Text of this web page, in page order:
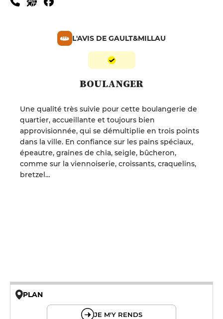
L'AVIS DE GAULT&MILLAU
BOULANGER
Une qualité très suivie pour cette boulangerie de
quartier, accueillante et toujours bien
approvisionnée, qui se démultiplie en trois points
dans la ville. En confiance sur les pains spéciaux,
épeautre, graines de chia, seigle, bûcheron,
comme sur la viennoiserie, croissants, craquelins,
bretzel…
PLAN
JE M'Y RENDS